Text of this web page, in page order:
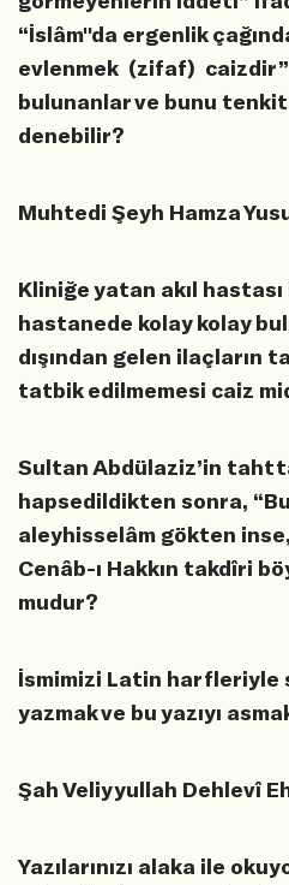
“İslâm''da ergenlik
evlenmek (zifaf) caizdir”
bulunanlar ve bunu
denebilir?
Muhtedi Şeyh Hamza
Kliniğe yatan akıl
hastanede kolay kolay
dışından gelen ilaçların
tatbik edilmemesi caiz
Sultan Abdülaziz’in
hapsedildikten sonra,
aleyhisselâm gökten
Cenâb-ı Hakkın takdîri
mudur?
İsmimizi Latin harfleriyle
yazmak ve bu yazıyı
Şah Veliyyullah Dehlevî
Yazılarınızı alaka ile